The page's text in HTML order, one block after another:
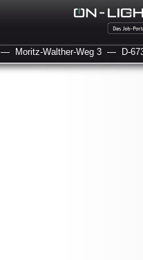
— Moritz-Walther-Weg 3 — D-